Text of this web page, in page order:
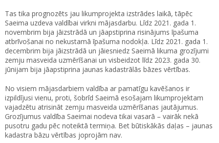
Tas tika prognozēts jau likumprojekta izstrādes laikā, tāpēc
Saeima uzdeva valdībai virkni mājasdarbu. Līdz 2021. gada 1.
novembrim bija jāizstrādā un jāapstiprina risinājums īpašuma
atbrīvošanai no nekustamā īpašuma nodokļa. Līdz 2021. gada 1.
decembrim bija jāizstrādā un jāiesniedz Saeimā likuma grozījumi
zemju masveida uzmērīšanai un visbeidzot līdz 2023. gada 30.
jūnijam bija jāapstiprina jaunas kadastrālās bāzes vērtības.
No visiem mājasdarbiem valdība ar pamatīgu kavēšanos ir
izpildījusi vienu, proti, šobrīd Saeimā esošajam likumprojektam
vajadzētu atrisināt zemju masveida uzmērīšanas jautājumus.
Grozījumus valdība Saeimai nodeva tikai vasarā – vairāk nekā
pusotru gadu pēc noteiktā termiņa. Bet būtiskākās daļas – jaunas
kadastra bāzu vērtības joprojām nav.